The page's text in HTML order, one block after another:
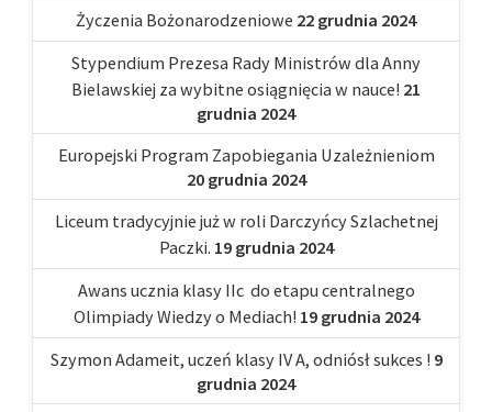
Życzenia Bożonarodzeniowe 22 grudnia 2024
Stypendium Prezesa Rady Ministrów dla Anny
Bielawskiej za wybitne osiągnięcia w nauce! 21
grudnia 2024
Europejski Program Zapobiegania Uzależnieniom
20 grudnia 2024
Liceum tradycyjnie już w roli Darczyńcy Szlachetnej
Paczki. 19 grudnia 2024
Awans ucznia klasy IIc do etapu centralnego
Olimpiady Wiedzy o Mediach! 19 grudnia 2024
Szymon Adameit, uczeń klasy IV A, odniósł sukces ! 9
grudnia 2024